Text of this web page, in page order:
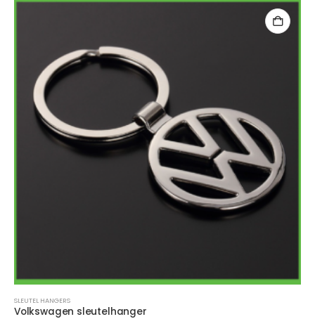
SLEUTEL HANGERS
Volkswagen sleutelhanger